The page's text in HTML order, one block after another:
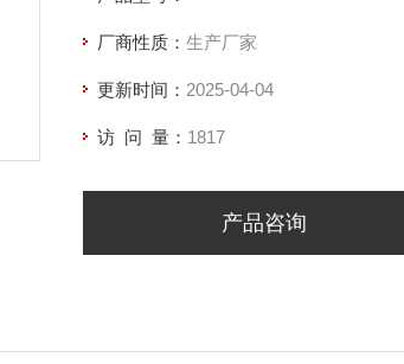
厂商性质： 生产厂家
更新时间： 2025-04-04
访 问 量： 1817
产品咨询